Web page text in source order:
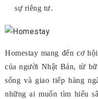
sự riêng tư.
Homestay mang đến cơ
của người Nhật Bản, từ
sống và giao tiếp hàng
những ai muốn tìm hiểu